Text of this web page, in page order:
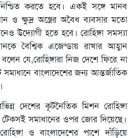
নিশ্চিত করতে হবে। একই সঙ্গে মানব
ও ক্ষুদ্র অস্ত্রের অবৈধ ব্যবসার মতো
উদ্যোগী হতে হবে। রোহিঙ্গা সমস্যা
বৈশ্বিক এজেন্ডায় রাখার আহ্বান
বলেন যে,রোহিঙ্গারা নিজ দেশে ফিরে না
বাংলাদেশের জন্য আন্তর্জাতিক
দেশের কূটনৈতিক মিশন রোহিঙ্গা
টেকসই সমাধানের ওপর জোর দিয়েছে।
ও বাংলাদেশের পাশে দাঁড়িয়ে